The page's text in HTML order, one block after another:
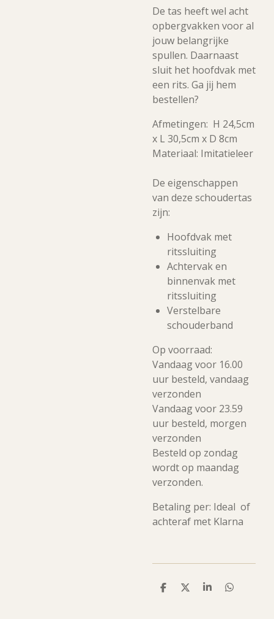
De tas heeft wel acht
opbergvakken voor al
jouw belangrijke
spullen. Daarnaast
sluit het hoofdvak met
een rits. Ga jij hem
bestellen?
Afmetingen: H 24,5cm
x L 30,5cm x D 8cm
Materiaal: Imitatieleer
De eigenschappen
van deze schoudertas
zijn:
Hoofdvak met
ritssluiting
Achtervak en
binnenvak met
ritssluiting
Verstelbare
schouderband
Op voorraad:
Vandaag voor 16.00
uur besteld, vandaag
verzonden
Vandaag voor 23.59
uur besteld, morgen
verzonden
Besteld op zondag
wordt op maandag
verzonden.
Betaling per: Ideal of
achteraf met Klarna
D
D
S
D